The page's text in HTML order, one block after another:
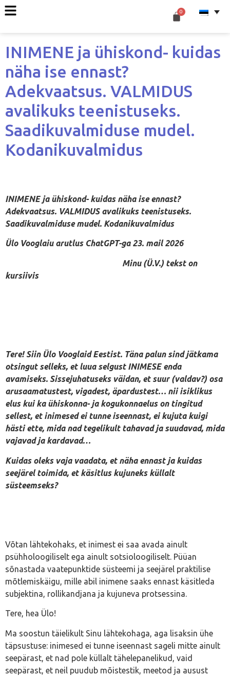
INIMENE ja ühiskond- kuidas
näha ise ennast?
Adekvaatsus. VALMIDUS
avalikuks teenistuseks.
Saadikuvalmiduse mudel.
Kodanikuvalmidus
INIMENE ja ühiskond- kuidas näha ise ennast?
Adekvaatsus. VALMIDUS avalikuks teenistuseks.
Saadikuvalmiduse mudel. Kodanikuvalmidus
Ülo Vooglaiu arutlus ChatGPT-ga 23. mail 2026
Minu (Ü.V.) tekst on
kursiivis
Tere! Siin Ülo Vooglaid Eestist. Täna palun sind jätkama
otsingut selleks, et luua selgust INIMESE enda
avamiseks. Sissejuhatuseks väidan, et suur (valdav?) osa
arusaamatustest, vigadest, äpardustest… nii isiklikus
elus kui ka ühiskonna- ja kogukonnaelus on tingitud
sellest, et inimesed ei tunne iseennast, ei kujuta kuigi
hästi ette, mida nad tegelikult tahavad ja suudavad, mida
vajavad ja kardavad…
Kuidas oleks vaja vaadata, et näha ennast ja kuidas
seejärel toimida, et käsitlus kujuneks küllalt
süsteemseks?
Võtan lähtekohaks, et inimest ei saa avada ainult
psühholoogiliselt ega ainult sotsioloogiliselt. Püüan
sõnastada vaatepunktide süsteemi ja seejärel praktilise
mõtlemiskäigu, mille abil inimene saaks ennast käsitleda
subjektina, rollikandjana ja kujuneva protsessina.
Tere, hea Ülo!
Ma soostun täielikult Sinu lähtekohaga, aga lisaksin ühe
täpsustuse: inimesed ei tunne iseennast sageli mitte ainult
seepärast, et nad pole küllalt tähelepanelikud, vaid
seepärast, et neil puudub mõistestik, meetod ja ausust